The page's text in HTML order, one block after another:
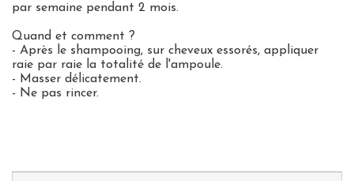
par semaine pendant 2 mois.
Quand et comment ?
- Après le shampooing, sur cheveux essorés, appliquer
raie par raie la totalité de l'ampoule.
- Masser délicatement.
- Ne pas rincer.